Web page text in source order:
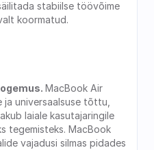
stabiilse töövõime
koormatud.
MacBook Air
ja universaalsuse tõttu,
laiale kasutajaringile
tegemisteks. MacBook
vajadusi silmas pidades